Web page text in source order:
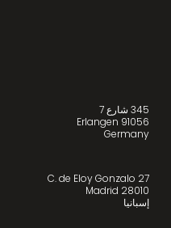
345 شارع 7
91056 Erlangen
Germany
C. de Eloy Gonzalo 27
28010 Madrid
إسبانيا